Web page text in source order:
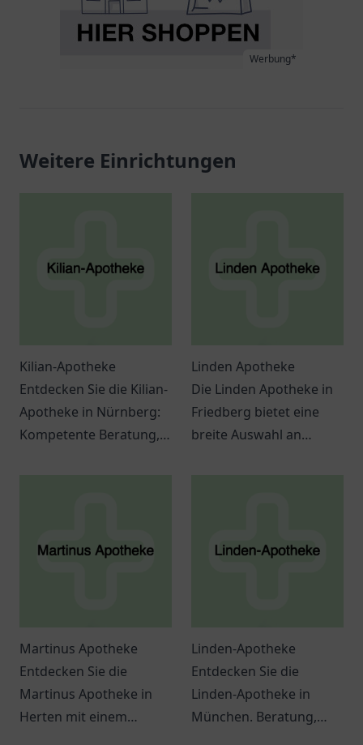
Werbung*
Weitere Einrichtungen
Kilian-Apotheke
Entdecken Sie die Kilian-
Apotheke in Nürnberg:
Kompetente Beratung,
Linden Apotheke
Die Linden Apotheke in
Friedberg bietet eine
breite Auswahl an
Martinus Apotheke
Entdecken Sie die
Martinus Apotheke in
Herten mit einem
Linden-Apotheke
Entdecken Sie die
Linden-Apotheke in
München. Beratung,